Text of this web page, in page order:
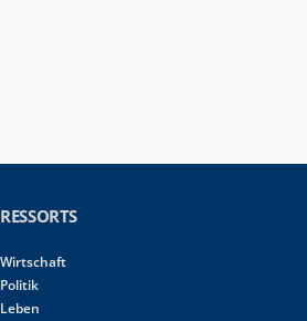
RESSORTS
Wirtschaft
Politik
Leben